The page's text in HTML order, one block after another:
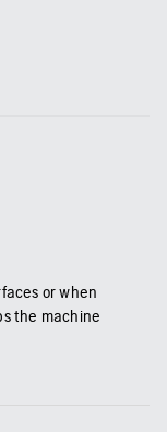
or when
the machine